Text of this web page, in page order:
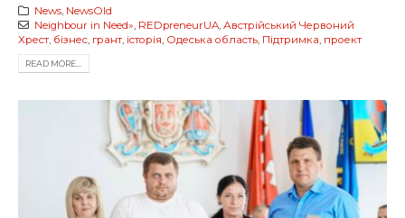
News, NewsOld
Neighbour in Need», REDpreneurUA, Австрійський Червоний
Хрест, бізнес, грант, історія, Одеська область, Підтримка, проект
READ MORE...